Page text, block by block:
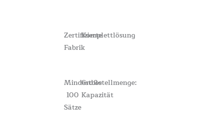
Zertifizierte
Fabrik
Komplettlösung
Mindestbestellmenge:
100
Sätze
Große
Kapazität